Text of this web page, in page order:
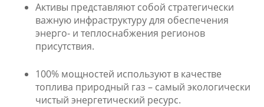
Активы представляют собой стратегически
важную инфраструктуру для обеспечения
энерго- и теплоснабжения регионов
присутствия.
100% мощностей используют в качестве
топлива природный газ – самый экологически
чистый энергетический ресурс.